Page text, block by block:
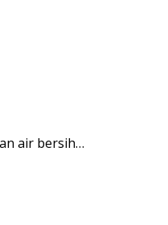
air bersih…